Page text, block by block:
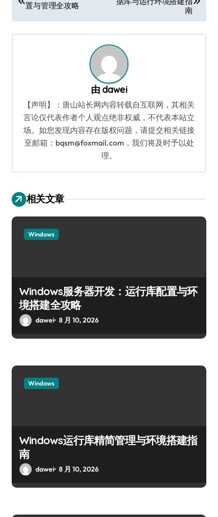
章
导
航
置与管理全攻略
南
由 dawei
【声明】：唐山站长网内容转载自互联网，其相关
言论仅代表作者个人观点绝非权威，不代表本站立
场。如您发现内容存在版权问题，请提交相关链接
至邮箱：bqsm@foxmail.com，我们将及时予以处
理。
相关文章
Windows
Windows服务器开发：运行库配置与环
境搭建全攻略
dawei 8 月 10, 2026
Windows
Windows运行库精简管理与环境搭建指
南
dawei 8 月 10, 2026